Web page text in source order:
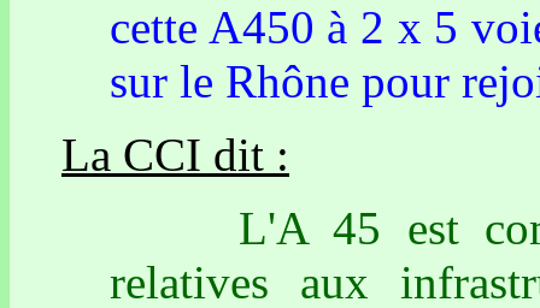
cette A450 à 2 x 5
sur le Rhône pour
La CCI dit :
L'A 45 est
relatives aux